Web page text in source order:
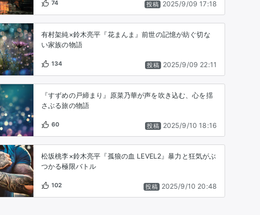
74 投稿 2025/9/09 17:18
有村架純×鈴木亮平『花まんま』前世の記憶が紡ぐ切な
い家族の物語
134 投稿 2025/9/09 22:11
『すずめの戸締まり』原菜乃華が声を吹き込む、心を揺
さぶる旅の物語
60 投稿 2025/9/10 18:16
松坂桃李×鈴木亮平『孤狼の血 LEVEL2』暴力と狂気がぶ
つかる極限バトル
102 投稿 2025/9/10 20:48